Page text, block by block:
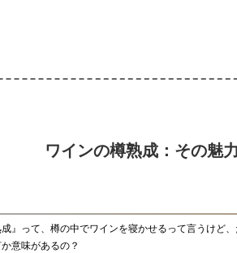
ワインの樽熟成：その魅
成』って、樽の中でワインを寝かせるって言うけど
意味があるの？